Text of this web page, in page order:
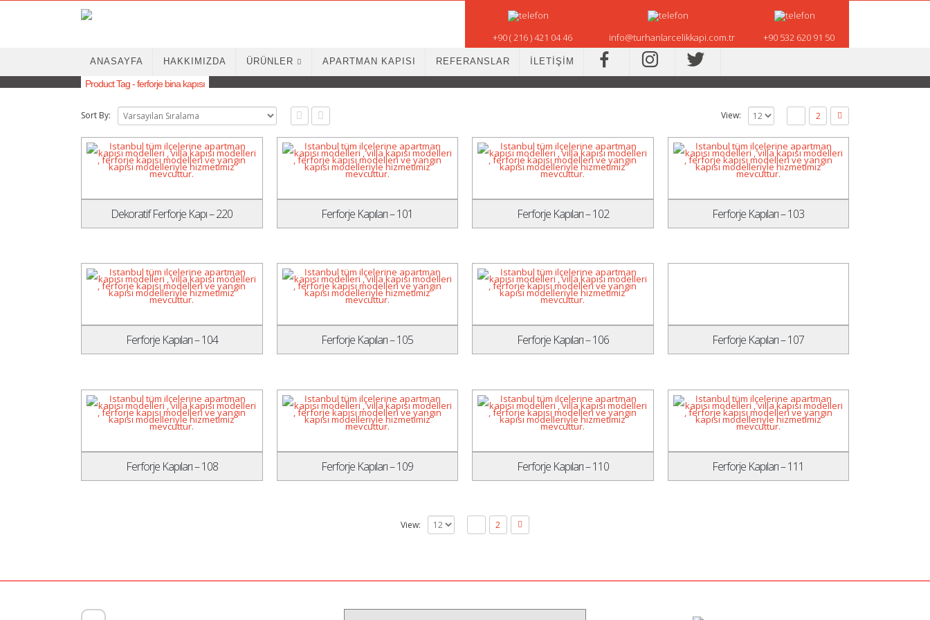
+90 ( 216 ) 421 04 46 info@turhanlarcelikkapi.com.tr +90 532 620 91 50
ANASAYFA HAKKIMIZDA ÜRÜNLER APARTMAN KAPISI REFERANSLAR İLETİŞİM
Product Tag - ferforje bina kapısı
Sort By: View: 2
Dekoratif Ferforje Kapı – 220 Ferforje Kapıları – 101 Ferforje Kapıları – 102 Ferforje Kapıları – 103
Ferforje Kapıları – 104 Ferforje Kapıları – 105 Ferforje Kapıları – 106 Ferforje Kapıları – 107
Ferforje Kapıları – 108 Ferforje Kapıları – 109 Ferforje Kapıları – 110 Ferforje Kapıları – 111
View: 2